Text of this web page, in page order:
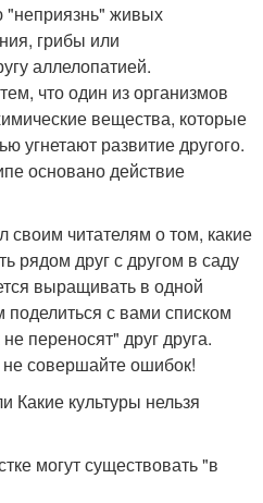
"неприязнь" живых
грибы или
аллелопатией.
что один из организмов
вещества, которые
угнетают развитие другого.
основано действие
своим читателям о том, какие
рядом друг с другом в саду
выращивать в одной
с вами списком
переносят" друг друга.
не совершайте ошибок!
Какие культуры нельзя
могут существовать "в